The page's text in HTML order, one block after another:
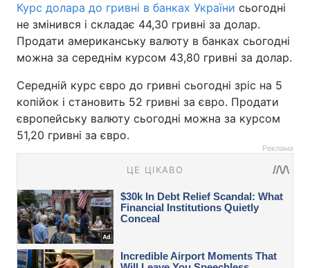
Курс долара до гривні в банках України сьогодні
не змінився і складає 44,30 гривні за долар.
Продати американську валюту в банках сьогодні
можна за середнім курсом 43,80 гривні за долар.
Середній курс євро до гривні сьогодні зріс на 5
копійок і становить 52 гривні за євро. Продати
європейську валюту сьогодні можна за курсом
51,20 гривні за євро.
Реклама